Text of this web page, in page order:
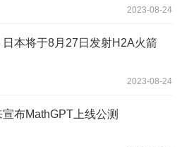
2023-08-24
日本将于8月27日发射H2A火箭
2023-08-24
布MathGPT上线公测